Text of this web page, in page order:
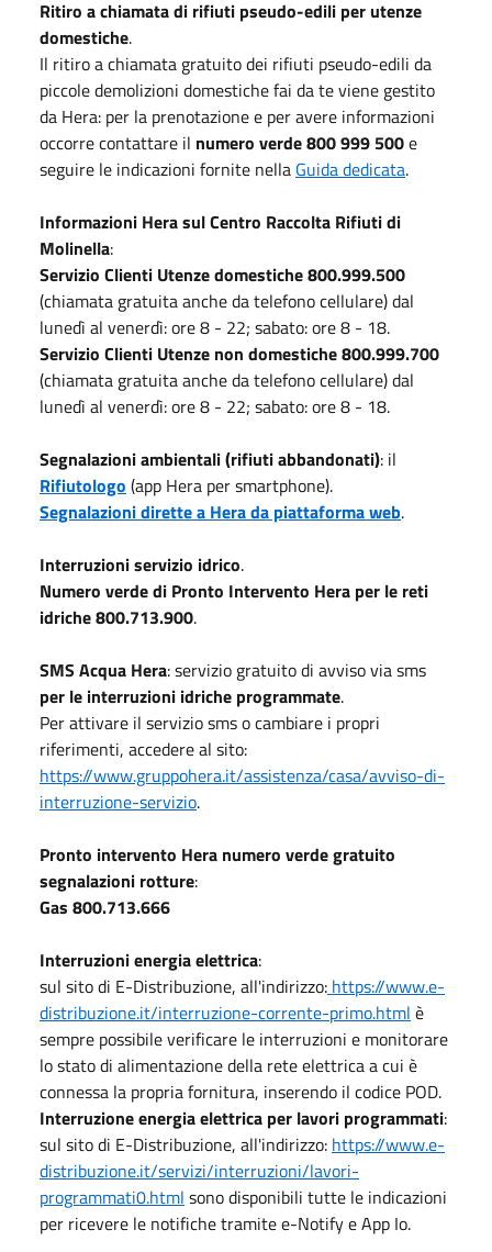
Ritiro a chiamata di rifiuti pseudo-edili per utenze
domestiche.
Il ritiro a chiamata gratuito dei rifiuti pseudo-edili da
piccole demolizioni domestiche fai da te viene gestito
da Hera: per la prenotazione e per avere informazioni
occorre contattare il numero verde 800 999 500e
seguire le indicazioni fornite nella Guida dedicata.
Informazioni Hera sul Centro Raccolta Rifiuti di
Molinella:
Servizio Clienti Utenze domestiche 800.999.500
(chiamata gratuita anche da telefono cellulare) dal
lunedì al venerdì: ore 8 - 22; sabato: ore 8 - 18.
Servizio Clienti Utenze non domestiche 800.999.700
(chiamata gratuita anche da telefono cellulare) dal
lunedì al venerdì: ore 8 - 22; sabato: ore 8 - 18.
Segnalazioni ambientali (rifiuti abbandonati): il
Rifiutologo (app Hera per smartphone).
Segnalazioni dirette a Hera da piattaforma web.
Interruzioni servizio idrico.
Numero verde di Pronto Intervento Hera per le reti
idriche 800.713.900.
SMS Acqua Hera: servizio gratuito di avviso via sms
per le interruzioni idriche programmate.
Per attivare il servizio sms o cambiare i propri
riferimenti, accedere al sito:
https://www.gruppohera.it/assistenza/casa/avviso-di-
interruzione-servizio.
Pronto intervento Hera numero verde gratuito
segnalazioni rotture:
Gas 800.713.666
Interruzioni energia elettrica:
sul sito di E-Distribuzione, all'indirizzo: https://www.e-
distribuzione.it/interruzione-corrente-primo.html è
sempre possibile verificare le interruzioni e monitorare
lo stato di alimentazione della rete elettrica a cui è
connessa la propria fornitura, inserendo il codice POD.
Interruzione energia elettrica per lavori programmati:
sul sito di E-Distribuzione, all'indirizzo: https://www.e-
distribuzione.it/servizi/interruzioni/lavori-
programmati0.html sono disponibili tutte le indicazioni
per ricevere le notifiche tramite e-Notify e App Io.